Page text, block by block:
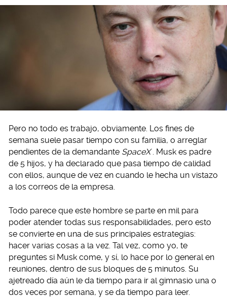
Pero no todo es trabajo, obviamente. Los fines de
semana suele pasar tiempo con su familia, o arreglar
pendientes de la demandante SpaceX . Musk es padre
de 5 hijos, y ha declarado que pasa tiempo de calidad
con ellos, aunque de vez en cuando le hecha un vistazo
a los correos de la empresa.
Todo parece que este hombre se parte en mil para
poder atender todas sus responsabilidades, pero esto
se convierte en una de sus principales estrategias:
hacer varias cosas a la vez. Tal vez, como yo, te
preguntes si Musk come, y sí, lo hace por lo general en
reuniones, dentro de sus bloques de 5 minutos. Su
ajetreado día aún le da tiempo para ir al gimnasio una o
dos veces por semana, y se da tiempo para leer.